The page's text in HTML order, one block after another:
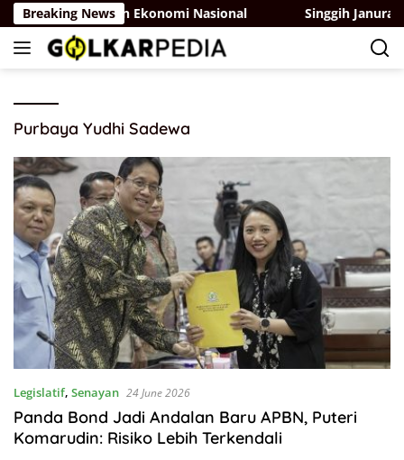
Skip
to
content
Breaking News
Pertumbuhan Ekonomi Nasional Singgih
Purbaya Yudhi Sadewa
Legislatif, Senayan 24 June 2026
Panda Bond Jadi Andalan Baru APBN, Puteri
Komarudin: Risiko Lebih Terkendali